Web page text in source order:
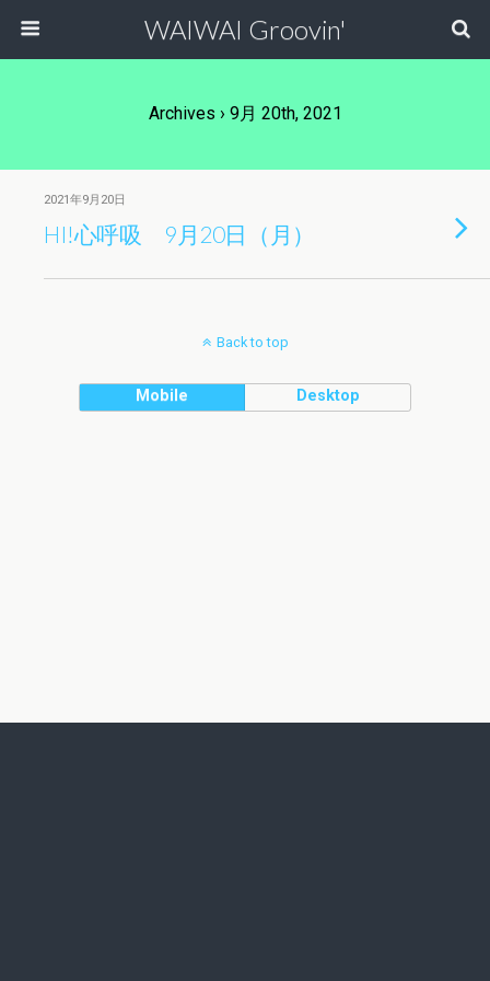
WAIWAI Groovin'
Archives › 9月 20th, 2021
2021年9月20日
HI!心呼吸 9月20日（月）
Back to top
Mobile Desktop